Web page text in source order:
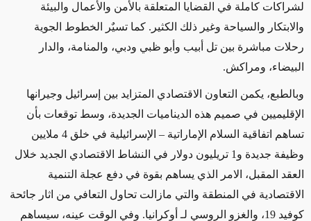
لشراكات كاملة في القضايا المتعلقة بالأمن والأعمال والبيئة
والابتكار والسياحة وغير ذلك الكثير. كما تسيٌر الخطوط الجوية
رحلات مباشرة بين تل أبيب وأبو ظبي ودبي، والمنامة، والدار
البيضاء، ومراكش.
وبالطبع، يكمن التعاون الاقتصادي المتزايد بين إسرائيل وجيرانها
الإقليميين في صميم هذه الديناميات الجديدة، وسط توقعات بأن
تساهم اتفاقية السلام الإماراتية – الإسرائيلية في خلق 4 ملايين
وظيفة جديدة و1 تريليون دولار في النشاط الاقتصادي الجديد خلال
العقد المقبل، الامر الذي يساهم بقوة في دفع عجلة التنمية
الاقتصادية في المنطقة والتي مازالت تحاول التعافي من اثار جائحة
كوفيد 19، والغزو الروسي لـ أوكرانيا. وفي الوقت عينه، سيساهم